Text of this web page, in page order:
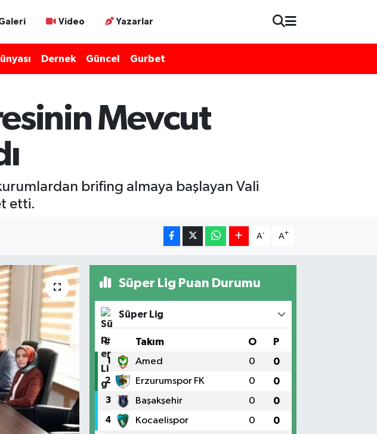
Video Yazarlar
Dernek Güncel Gurbet
Mevcut
brifing almaya başlayan Vali
etti.
A- A+
Süper Lig Puan Durumu
Süper Lig
# Takım O P
1 Amed 0 0
2 Erzurumspor FK 0 0
3 Başakşehir 0 0
4 Kocaelispor 0 0